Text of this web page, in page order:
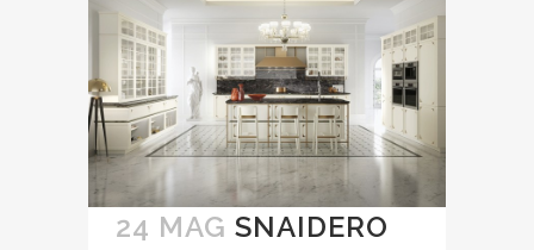
24 MAG SNAIDERO